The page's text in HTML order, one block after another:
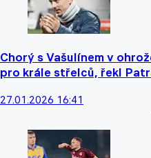
Chorý s Vašulínem v
pro krále střelců, řekl
27.01.2026 16:41